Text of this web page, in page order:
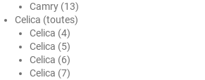
Ineos
Infiniti
Isuzu
Camry (13)
Celica (toutes)
Celica (4)
Celica (5)
Celica (6)
Celica (7)